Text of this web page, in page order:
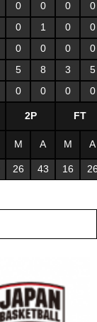
0 0 0
0
0 1 0
0
0 0 0
0
5 8 3
5
0 0 0 0
2P FT
M A M A
26 43 16